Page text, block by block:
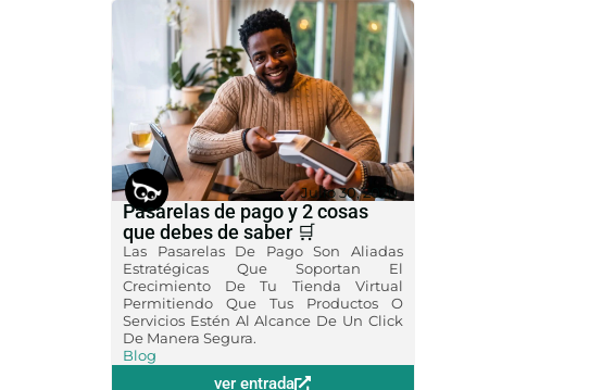
Julio 30, 2020
Pasarelas de pago y 2 cosas
que debes de saber 🛒
Las Pasarelas De Pago Son Aliadas
Estratégicas Que Soportan El
Crecimiento De Tu Tienda Virtual
Permitiendo Que Tus Productos O
Servicios Estén Al Alcance De Un Click
De Manera Segura.
Blog
ver entrada